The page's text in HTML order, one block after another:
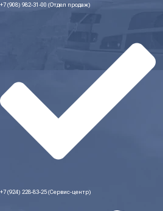
+7 (908) 982-31-00 (Отдел продаж)
+7 (924) 228-83-25 (Сервис-центр)